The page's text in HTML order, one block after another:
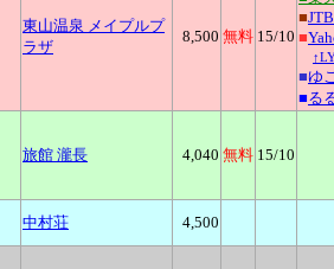
東山温泉 メイプルプ
ラザ
8,500 無料 15/10
■JTB
■
■ゆ
■る
旅館 瀧長 4,040 無料 15/10
中村荘 4,500